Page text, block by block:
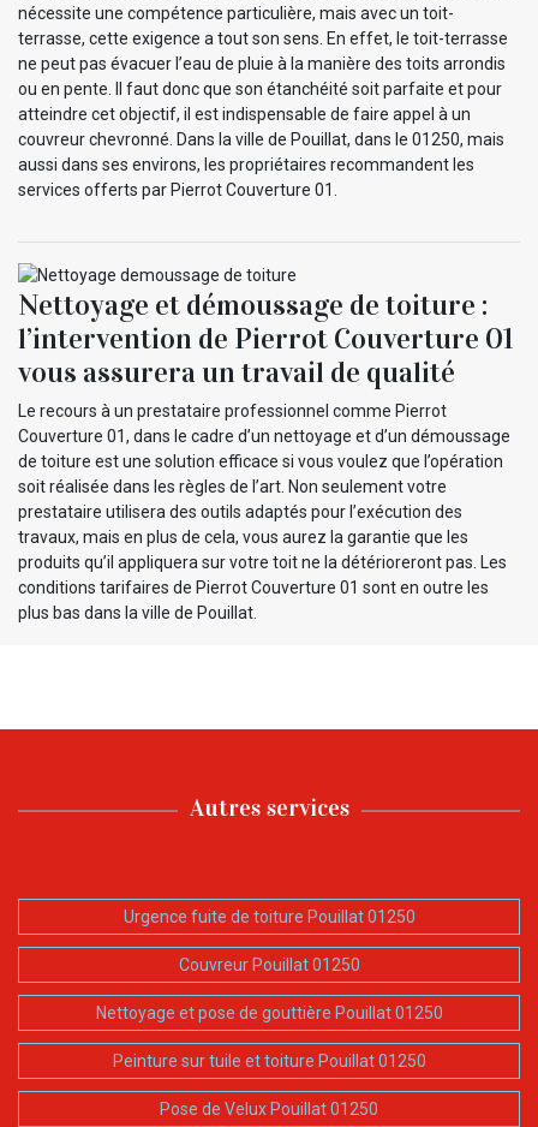
nécessite une compétence particulière, mais avec un toit-
terrasse, cette exigence a tout son sens. En effet, le toit-terrasse
ne peut pas évacuer l’eau de pluie à la manière des toits arrondis
ou en pente. Il faut donc que son étanchéité soit parfaite et pour
atteindre cet objectif, il est indispensable de faire appel à un
couvreur chevronné. Dans la ville de Pouillat, dans le 01250, mais
aussi dans ses environs, les propriétaires recommandent les
services offerts par Pierrot Couverture 01.
Nettoyage et démoussage de toiture :
l’intervention de Pierrot Couverture 01
vous assurera un travail de qualité
Le recours à un prestataire professionnel comme Pierrot
Couverture 01, dans le cadre d’un nettoyage et d’un démoussage
de toiture est une solution efficace si vous voulez que l’opération
soit réalisée dans les règles de l’art. Non seulement votre
prestataire utilisera des outils adaptés pour l’exécution des
travaux, mais en plus de cela, vous aurez la garantie que les
produits qu’il appliquera sur votre toit ne la détérioreront pas. Les
conditions tarifaires de Pierrot Couverture 01 sont en outre les
plus bas dans la ville de Pouillat.
Autres services
Urgence fuite de toiture Pouillat 01250
Couvreur Pouillat 01250
Nettoyage et pose de gouttière Pouillat 01250
Peinture sur tuile et toiture Pouillat 01250
Pose de Velux Pouillat 01250